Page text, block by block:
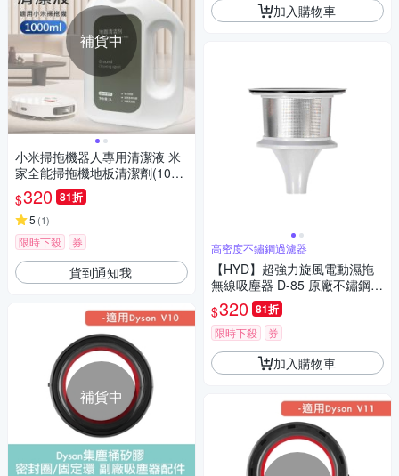
補貨中
小米掃拖機器人專用清潔液 米
家全能掃拖機地板清潔劑(1000
ml /副廠)
$320 81折
5 (1)
限時下殺 券
貨到通知我
補貨中
加入購物車
高密度不鏽鋼過濾器
【HYD】超強力旋風電動濕拖
無線吸塵器 D-85 原廠不鏽鋼濾
網(1入) D-85-002
$320 81折
限時下殺 券
加入購物車